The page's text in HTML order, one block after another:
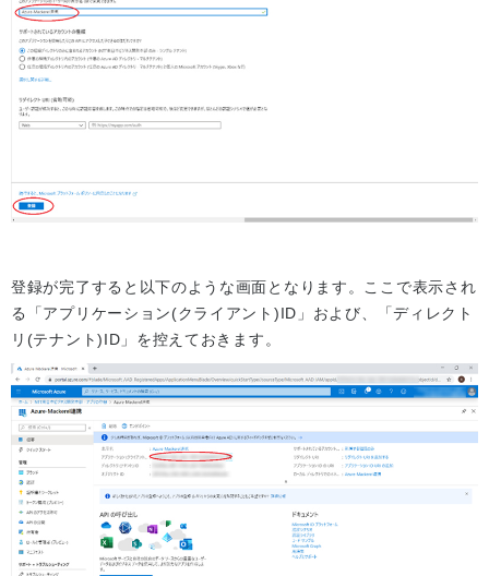
登録が完了すると以下のような画面となります。ここで表示され
る「アプリケーション(クライアント)ID」および、「ディレクト
リ(テナント)ID」を控えておきます。